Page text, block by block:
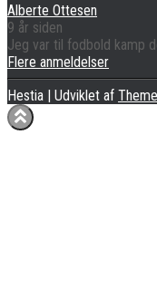
Alberte Ottesen
9 år siden
Jeg var til fodbold kamp
Flere anmeldelser
Hestia | Udviklet af